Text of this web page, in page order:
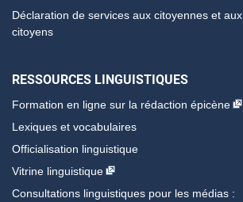
Déclaration de services aux citoyennes et aux
citoyens
RESSOURCES LINGUISTIQUES
Formation en ligne sur la rédaction épicène
Lexiques et vocabulaires
Officialisation linguistique
Vitrine linguistique
Consultations linguistiques pour les médias :